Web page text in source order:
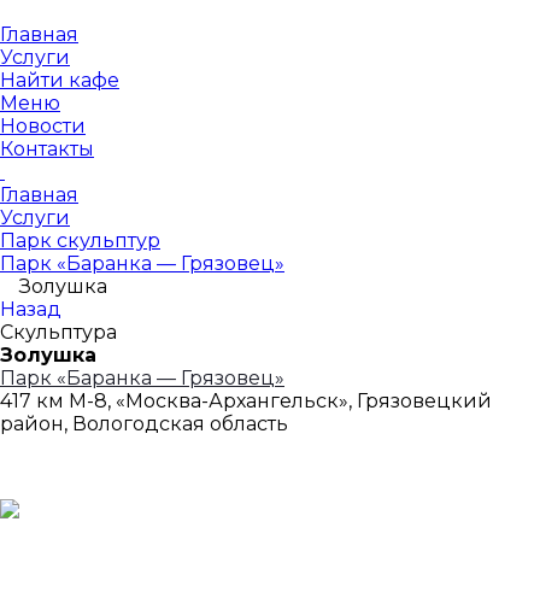
Главная
Услуги
Найти кафе
Меню
Новости
Контакты
Главная
Услуги
Парк скульптур
Парк «Баранка — Грязовец»
Золушка
Назад
Скульптура
Золушка
Парк «Баранка — Грязовец»
417 км М-8, «Москва-Архангельск», Грязовецкий
район, Вологодская область